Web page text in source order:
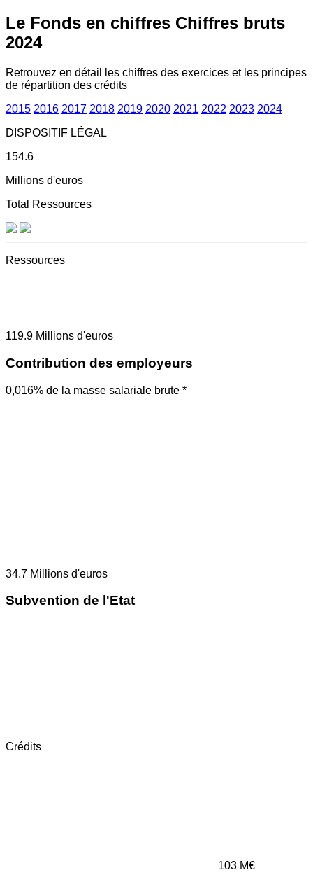
Le Fonds en chiffres Chiffres bruts
2024
Retrouvez en détail les chiffres des exercices et les principes
de répartition des crédits
2015 2016 2017 2018 2019 2020 2021 2022 2023 2024
DISPOSITIF LÉGAL
154.6
Millions d'euros
Total Ressources
Ressources
119.9 Millions d'euros
Contribution des employeurs
0,016% de la masse salariale brute *
34.7 Millions d'euros
Subvention de l'Etat
Crédits
103 M€